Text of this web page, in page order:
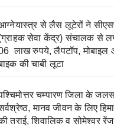
से लैस लूटेरों ने
सेवा केंद्र) संचालक से
लाख रुपये, लैपटॉप, मोबाइल
की चाबी लूटा
चम्पारण जिला के
मानव जीवन के लिए
तराई, शिवालिक व सोमेश्वर